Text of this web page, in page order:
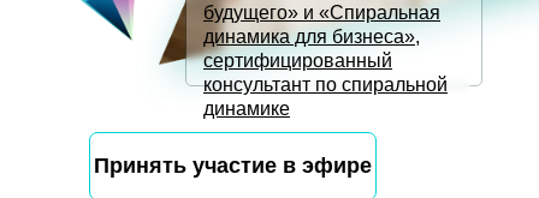
Принять участие в эфире
будущего» и «Спиральная
динамика для бизнеса»,
сертифицированный
консультант по спиральной
динамике